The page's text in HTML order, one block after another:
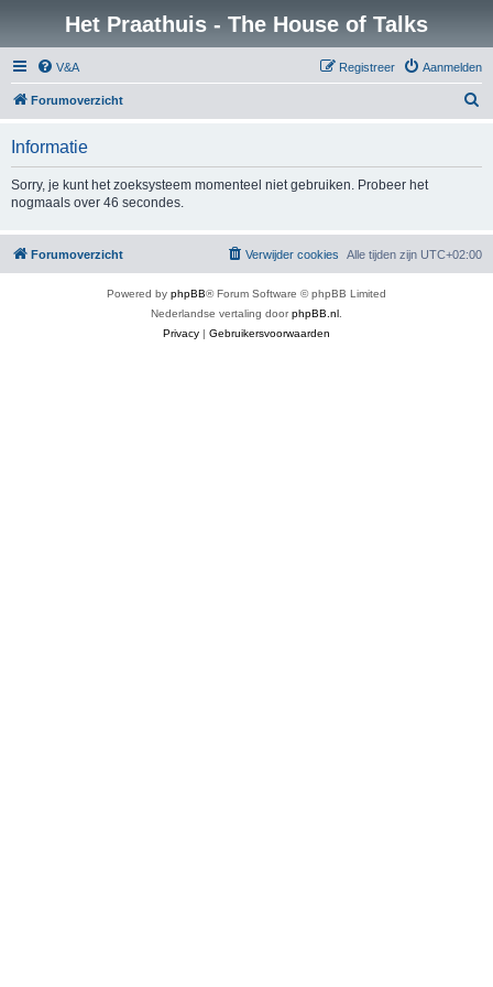
Het Praathuis - The House of Talks
V&A Aanmelden
Registreer
Forumoverzicht
Informatie
Sorry, je kunt het zoeksysteem momenteel niet gebruiken. Probeer het
nogmaals over 46 secondes.
Forumoverzicht Alle tijden zijn UTC+02:00
Verwijder cookies
Powered by phpBB® Forum Software © phpBB Limited
Nederlandse vertaling doorphpBB.nl
Privacy | Gebruikersvoorwaarden